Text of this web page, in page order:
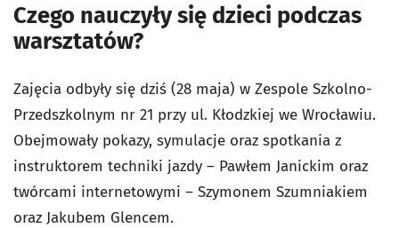
Czego nauczyły się dzieci podczas
warsztatów?
Zajęcia odbyły się dziś (28 maja) w Zespole Szkolno-
Przedszkolnym nr 21 przy ul. Kłodzkiej we Wrocławiu.
Obejmowały pokazy, symulacje oraz spotkania z
instruktorem techniki jazdy – Pawłem Janickim oraz
twórcami internetowymi – Szymonem Szumniakiem
oraz Jakubem Glencem.